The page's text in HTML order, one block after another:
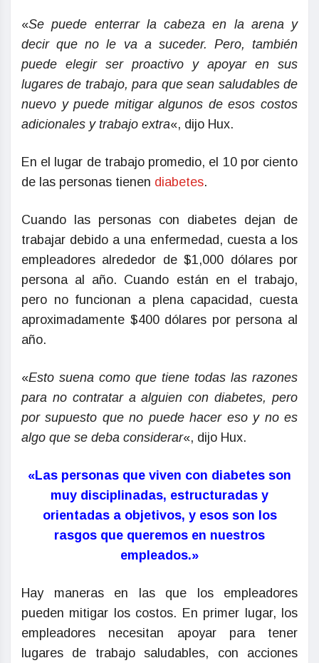
«Se puede enterrar la cabeza en la arena y
decir que no le va a suceder. Pero, también
puede elegir ser proactivo y apoyar en sus
lugares de trabajo, para que sean saludables de
nuevo y puede mitigar algunos de esos costos
adicionales y trabajo extra«, dijo Hux.
En el lugar de trabajo promedio, el 10 por ciento
de las personas tienen diabetes.
Cuando las personas con diabetes dejan de
trabajar debido a una enfermedad, cuesta a los
empleadores alrededor de $1,000 dólares por
persona al año. Cuando están en el trabajo,
pero no funcionan a plena capacidad, cuesta
aproximadamente $400 dólares por persona al
año.
«Esto suena como que tiene todas las razones
para no contratar a alguien con diabetes, pero
por supuesto que no puede hacer eso y no es
algo que se deba considerar«, dijo Hux.
«Las personas que viven con diabetes son
muy disciplinadas, estructuradas y
orientadas a objetivos, y esos son los
rasgos que queremos en nuestros
empleados.»
Hay maneras en las que los empleadores
pueden mitigar los costos. En primer lugar, los
empleadores necesitan apoyar para tener
lugares de trabajo saludables, con acciones